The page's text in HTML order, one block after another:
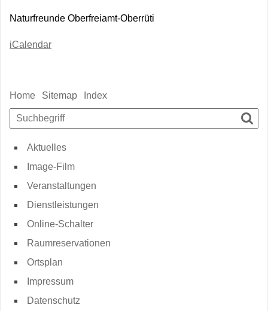
Naturfreunde Oberfreiamt-Oberrüti
iCalendar
Sidebar
Home Sitemap
Index
Suchbegriff
Aktuelles
Image-Film
Veranstaltungen
Dienstleistungen
Online-Schalter
Raumreservationen
Ortsplan
Impressum
Datenschutz